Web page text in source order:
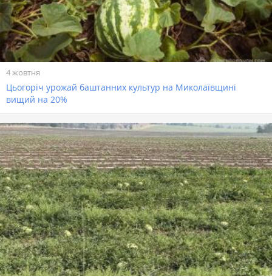
4 жовтня
Цьогоріч урожай баштанних культур на Миколаївщині
вищий на 20%